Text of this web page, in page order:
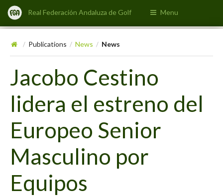
Real Federación Andaluza de Golf Menu
/ Publications / News / News
Jacobo Cestino
lidera el estreno del
Europeo Senior
Masculino por
Equipos